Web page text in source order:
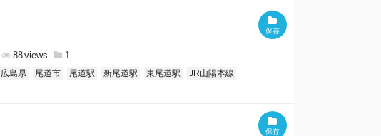
88 1
広島県 尾道市 尾道駅 新尾道駅 東尾道駅
JR山陽本線